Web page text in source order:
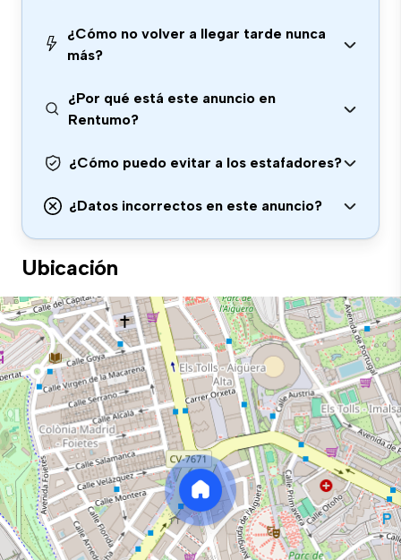
¿Cómo no volver a llegar tarde nunca
más?
¿Por qué está este anuncio en
Rentumo?
¿Cómo puedo evitar a los estafadores?
¿Datos incorrectos en este anuncio?
Ubicación